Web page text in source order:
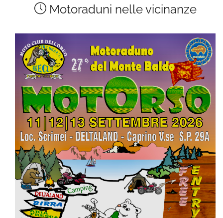
Motoraduni nelle vicinanze